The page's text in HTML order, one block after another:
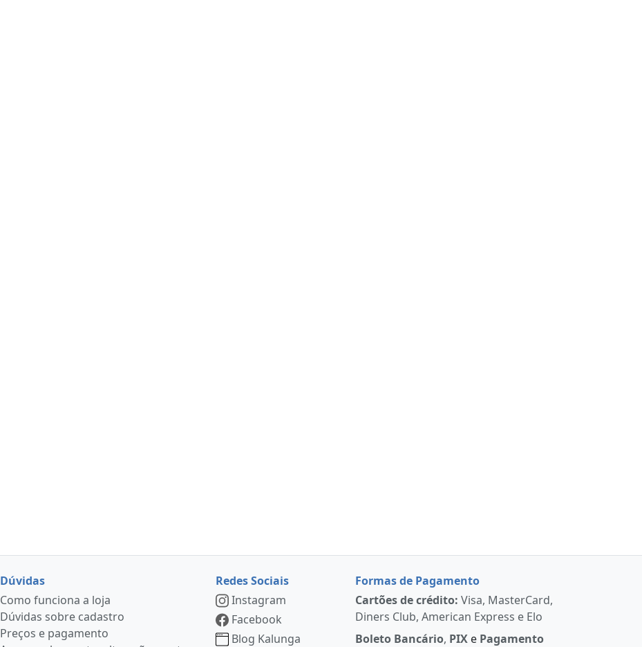
Dúvidas
Como funciona a loja
Dúvidas sobre cadastro
Preços e pagamento
Redes Sociais
Instagram
Facebook
Blog Kalunga
Formas de Pagamento
Cartões de crédito: Visa, MasterCard,
Diners Club, American Express e Elo
Boleto Bancário, PIX e Pagamento